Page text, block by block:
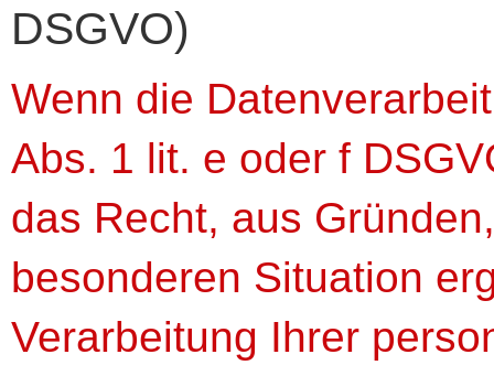
DSGVO)
Wenn die
Abs. 1 lit. e oder f
das Recht, aus
besonderen Situation
Verarbeitung Ihrer